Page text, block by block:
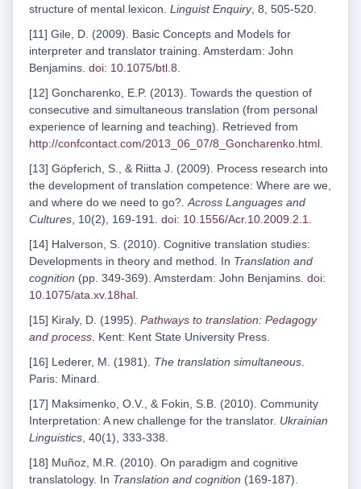
structure of mental lexicon. Linguist Enquiry, 8, 505-520.
[11] Gile, D. (2009). Basic Concepts and Models for
interpreter and translator training. Amsterdam: John
Benjamins. doi: 10.1075/btl.8.
[12] Goncharenko, E.P. (2013). Towards the question of
consecutive and simultaneous translation (from personal
experience of learning and teaching). Retrieved from
http://confcontact.com/2013_06_07/8_Goncharenko.html.
[13] Göpferich, S., & Riitta J. (2009). Process research into
the development of translation competence: Where are we,
and where do we need to go?.Across Languages and
Cultures, 10(2), 169-191. doi: 10.1556/Acr.10.2009.2.1.
[14] Halverson, S. (2010). Cognitive translation studies:
Developments in theory and method. In Translation and
cognition (pp. 349-369). Amsterdam: John Benjamins. doi:
10.1075/ata.xv.18hal.
[15] Kiraly, D. (1995). Pathways to translation: Pedagogy
and process. Kent: Kent State University Press.
[16] Lederer, M. (1981). The translation simultaneous.
Paris: Minard.
[17] Maksimenko, O.V., & Fokin, S.B. (2010). Community
Interpretation: A new challenge for the translator. Ukrainian
Linguistics, 40(1), 333-338.
[18] Muñoz, M.R. (2010). On paradigm and cognitive
translatology. In Translation and cognition (169-187).